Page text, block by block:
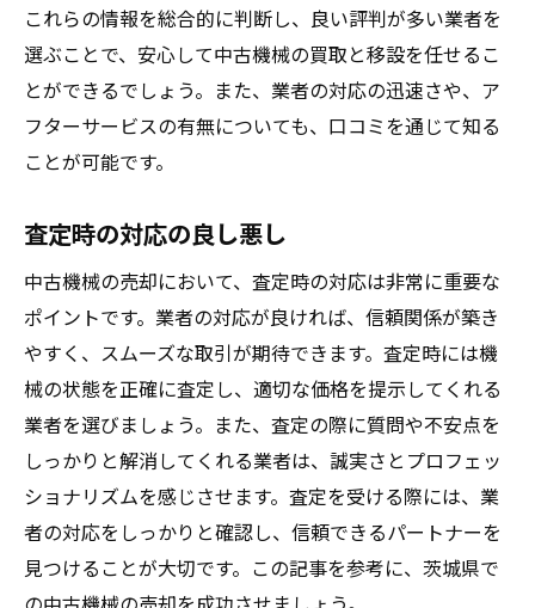
これらの情報を総合的に判断し、良い評判が多い業者を
選ぶことで、安心して中古機械の買取と移設を任せるこ
とができるでしょう。また、業者の対応の迅速さや、ア
フターサービスの有無についても、口コミを通じて知る
ことが可能です。
査定時の対応の良し悪し
中古機械の売却において、査定時の対応は非常に重要な
ポイントです。業者の対応が良ければ、信頼関係が築き
やすく、スムーズな取引が期待できます。査定時には機
械の状態を正確に査定し、適切な価格を提示してくれる
業者を選びましょう。また、査定の際に質問や不安点を
しっかりと解消してくれる業者は、誠実さとプロフェッ
ショナリズムを感じさせます。査定を受ける際には、業
者の対応をしっかりと確認し、信頼できるパートナーを
見つけることが大切です。この記事を参考に、茨城県で